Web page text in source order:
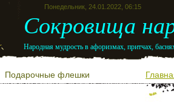
Понедельник, 24.01.2022, 06:15
Сокровища
Народная мудрость в афоризмах, притчах,
Подарочные флешки